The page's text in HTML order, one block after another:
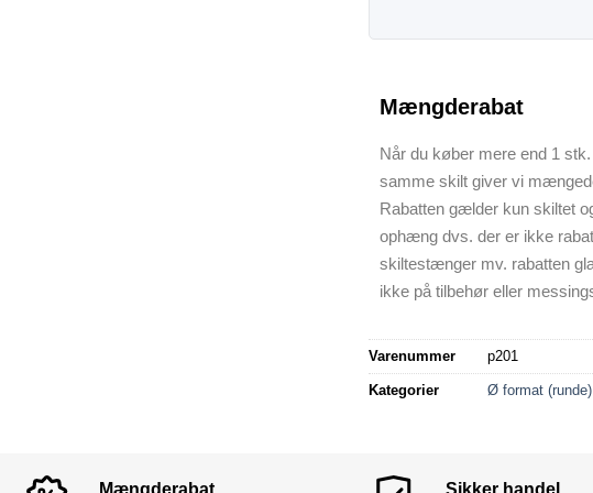
Mængderabat
Når du køber mere end 1
samme skilt giver vi
Rabatten gælder kun skiltet
ophæng dvs. der er ikke
skiltestænger mv. rabatten
ikke på tilbehør eller
Varenummer p201
Kategorier Ø format (runde)